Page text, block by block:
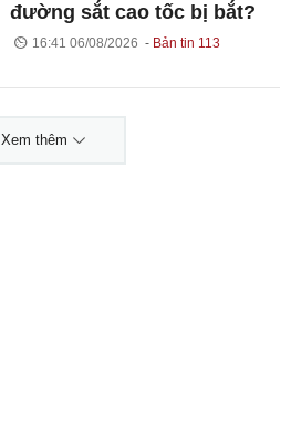
đường sắt cao tốc bị bắt?
16:41 06/08/2026 Bản tin 113
Xem thêm